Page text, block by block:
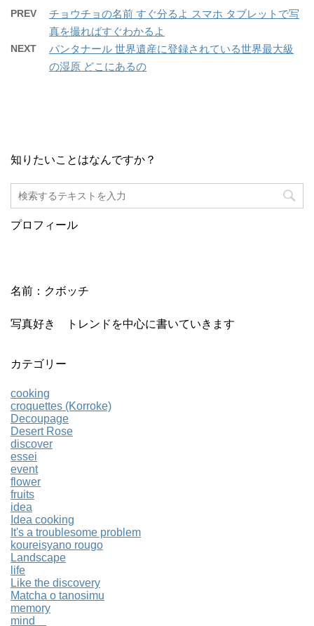
PREV
チョウチョの名前 すぐ分るよ スマホ タブレットで写
真を撮ればすぐわかるよ
NEXT
パンタナール 世界遺産に登録されている世界最大級
の湿原 どこにあるの
知りたいことはなんですか？
プロフィール
名前：クボッチ
写真好き トレンドを中心に書いていきます
カテゴリー
cooking
croquettes (Korroke)
Decoupage
Desert Rose
discover
essei
event
flower
fruits
idea
Idea cooking
It's a troublesome problem
koureisyano rougo
Landscape
life
Like the discovery
Matcha o tanosimu
memory
mind